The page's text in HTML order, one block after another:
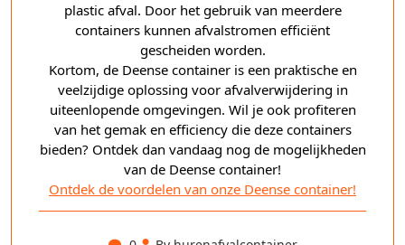
plastic afval. Door het gebruik van meerdere
containers kunnen afvalstromen efficiënt
gescheiden worden.
Kortom, de Deense container is een praktische en
veelzijdige oplossing voor afvalverwijdering in
uiteenlopende omgevingen. Wil je ook profiteren
van het gemak en efficiency die deze containers
bieden? Ontdek dan vandaag nog de mogelijkheden
van de Deense container!
Ontdek de voordelen van onze Deense container!